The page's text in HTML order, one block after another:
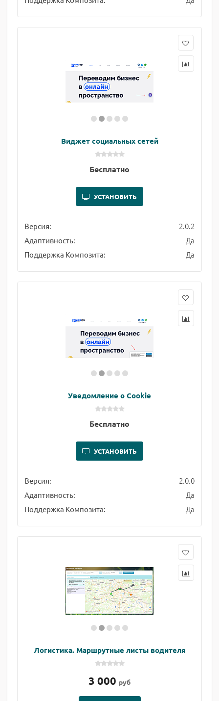
Виджет социальных сетей
Бесплатно
УСТАНОВИТЬ
Версия: 2.0.2
Адаптивность: Да
Поддержка Композита: Да
Уведомление о Cookie
Бесплатно
УСТАНОВИТЬ
Версия: 2.0.0
Адаптивность: Да
Поддержка Композита: Да
Логистика. Маршрутные листы водителя
3 000 руб